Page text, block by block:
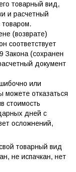
товарный вид,
и расчетный
(возврате)
соответствует
Закона (сохранен
документ
или
можете отказаться
стоимость
дней с
осложнений,
товарный вид
не испачкан, нет